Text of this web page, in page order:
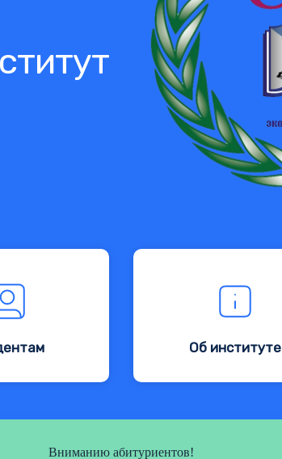
Об институте
Вниманию абитуриентов!